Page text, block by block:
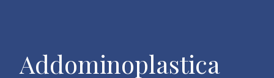
Addominoplastica